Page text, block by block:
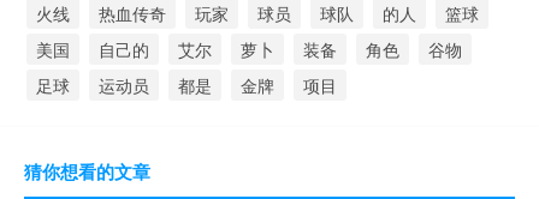
火线
热血传奇 玩家 球员 球队 的人
篮球
美国
自己的 艾尔 萝卜 装备 角色
谷物
足球
运动员 都是 金牌 项目
猜你想看的文章